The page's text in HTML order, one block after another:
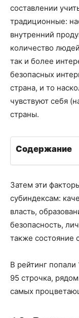
составлении
традиционные:
внутренний
количество
так и более
безопасных
страна, и то
чувствуют себя
страны.
Содержание
Затем эти
субиндексам:
власть,
безопасность,
также
В рейтинг
95 строчка,
самых